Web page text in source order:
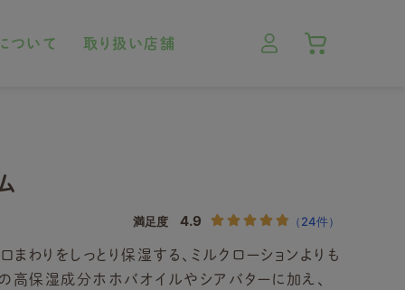
ついて 取り扱い店舗
わりをしっとり保湿する、ミルクローションよりも
高保湿成分ホホバオイルやシアバターに加え、